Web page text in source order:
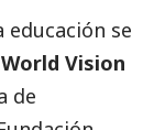
educación se
Vision
de